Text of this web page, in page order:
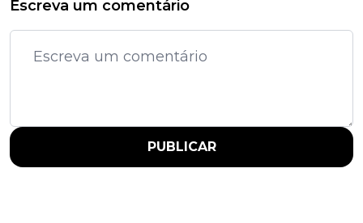
Escreva um comentário
PUBLICAR